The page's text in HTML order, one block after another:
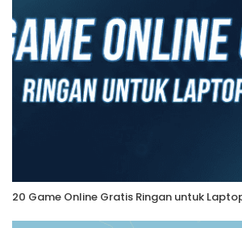
20 Game Online Gratis Ringan untuk